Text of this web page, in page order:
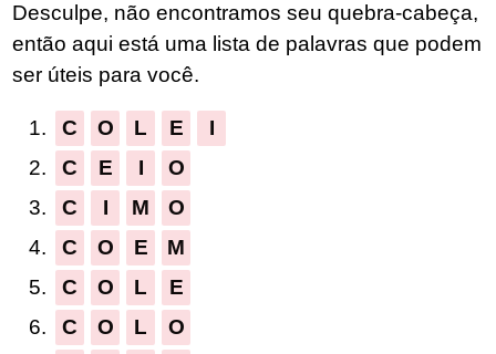
letras
do
quebra-
cabeça:
Desculpe, não encontramos seu quebra-cabeça,
então aqui está uma lista de palavras que podem
ser úteis para você.
1. C O L E
I
2.
C E I
O
3.
C I M
O
4.
C O E
M
5.
C O L
E
6.
C O L
O